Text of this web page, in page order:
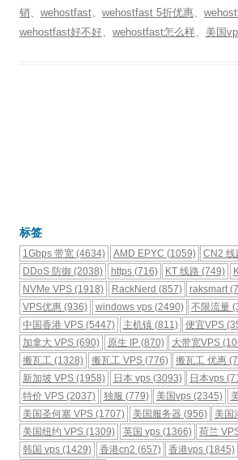
销、 wehostfast、 wehostfast 5折优惠、
wehostfast好不好、 wehostfast怎么样、 美国
标签
1Gbps 带宽 (4634) AMD EPYC (1059) CN2 线
DDoS 防御 (2038) https(716) KT 线路 (749)
NVMe VPS (1918) RackNerd (857) raksmart
VPS优惠 (936) windows vps(2490) 不限流量
中国香港 VPS (5447) 主机镇(811) 便宜VPS
加拿大 VPS (690) 原生 IP(870) 大带宽VPS
搬瓦工 (1328) 搬瓦工 VPS(776) 搬瓦工 优惠
新加坡 VPS (1958) 日本 vps(3093) 日本vps
特价 VPS (2037) 独服 (779) 美国vps (2345)
美国圣何塞 VPS (1707) 美国服务器 (956) 美国
美国纽约 VPS (1309) 英国 vps(1366) 荷兰
韩国 vps (1429) 香港cn2 (657) 香港vps (1845)